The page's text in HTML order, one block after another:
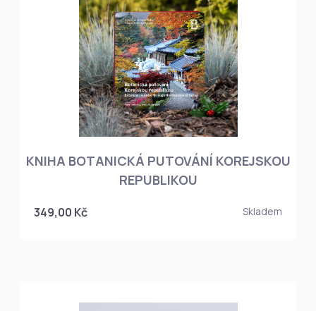
KNIHA BOTANICKÁ PUTOVÁNÍ KOREJSKOU
REPUBLIKOU
349,00 Kč Skladem